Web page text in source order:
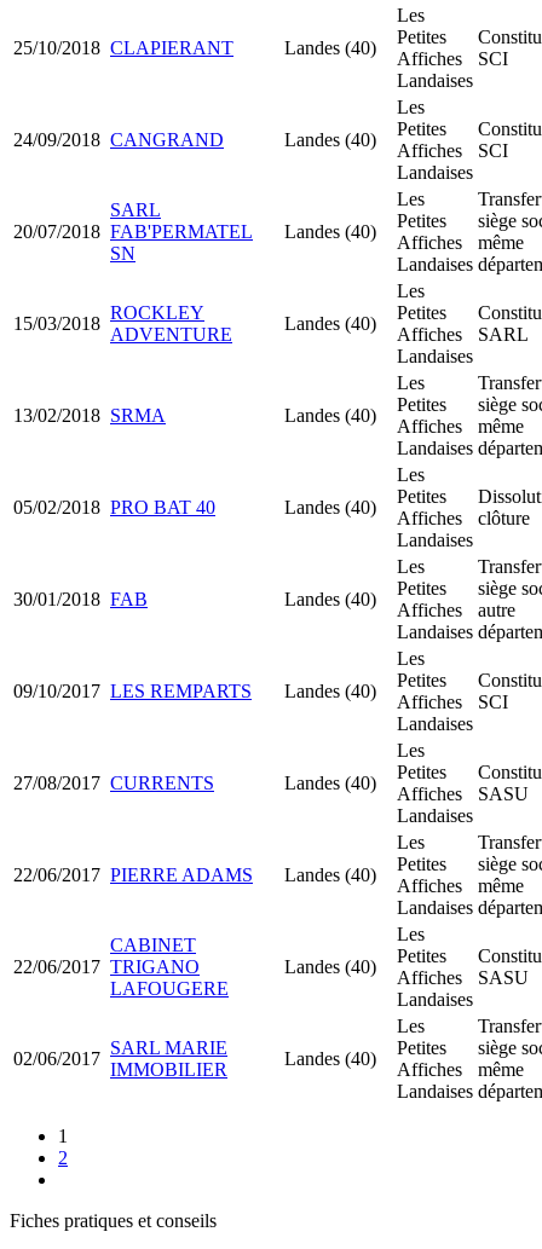
25/10/2018 CLAPIERANT Landes (40)
Les
Petites
Affiches
Landaises
SCI
24/09/2018 CANGRAND Landes (40)
Les
Petites
Affiches
Landaises
SCI
20/07/2018
SARL
FAB'PERMATEL
SN
Landes (40)
Les
Petites
Affiches
Landaises
siège
même
15/03/2018
ROCKLEY
ADVENTURE
Landes (40)
Les
Petites
Affiches
Landaises
SARL
13/02/2018 SRMA Landes (40)
Les
Petites
Affiches
Landaises
siège
même
05/02/2018 PRO BAT 40 Landes (40)
Les
Petites
Affiches
Landaises
clôture
30/01/2018 FAB Landes (40)
Les
Petites
Affiches
Landaises
siège
autre
09/10/2017 LES REMPARTS Landes (40)
Les
Petites
Affiches
Landaises
SCI
27/08/2017 CURRENTS Landes (40)
Les
Petites
Affiches
Landaises
SASU
22/06/2017 PIERRE ADAMS Landes (40)
Les
Petites
Affiches
Landaises
siège
même
22/06/2017
CABINET
TRIGANO
LAFOUGERE
Landes (40)
Les
Petites
Affiches
Landaises
SASU
02/06/2017
SARL MARIE
IMMOBILIER
Landes (40)
Les
Petites
Affiches
Landaises
siège
même
1
2
Fiches pratiques et conseils